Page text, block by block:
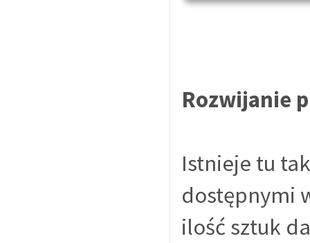
Rozwijanie
Istnieje tu
dostępnymi
ilość sztuk